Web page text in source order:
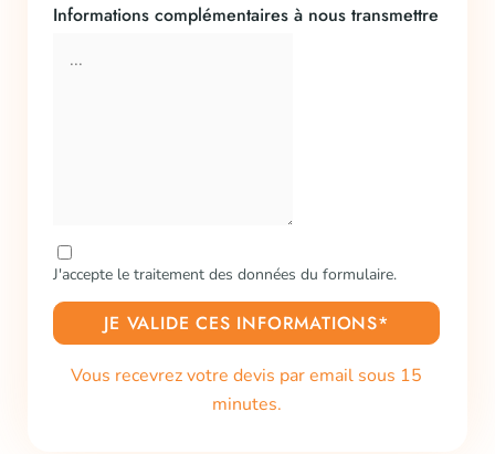
Informations complémentaires à nous transmettre
J'accepte le traitement des données du formulaire.
JE VALIDE CES INFORMATIONS*
Vous recevrez votre devis par email sous 15
minutes.